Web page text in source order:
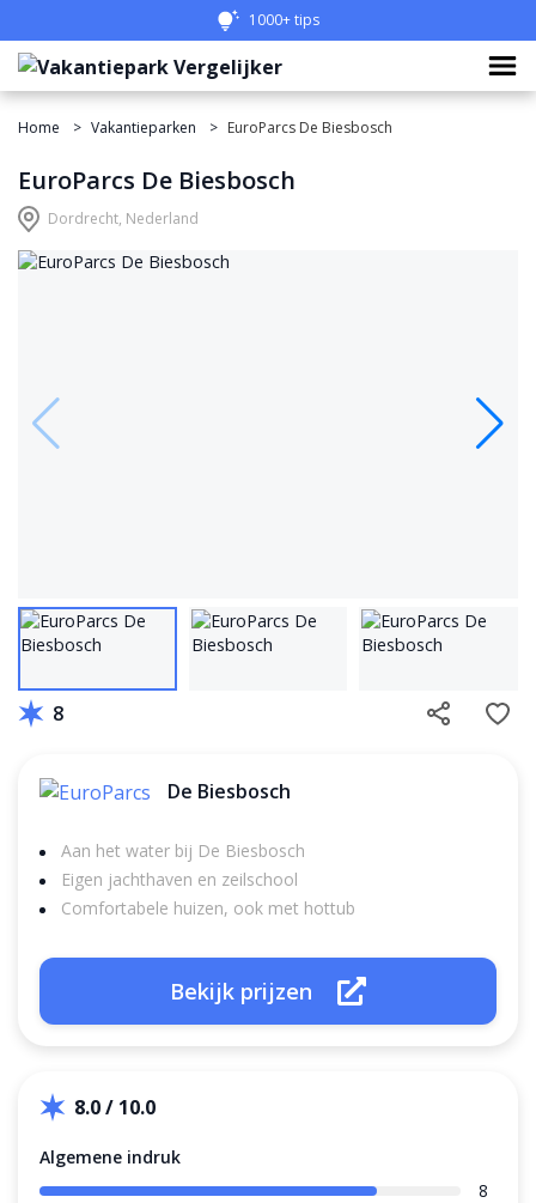
1000+ tips
Eenvoudig vergelijken
Home Vakantieparken EuroParcs De Biesbosch
EuroParcs De Biesbosch
Dordrecht, Nederland
8
De Biesbosch
Aan het water bij De Biesbosch
Eigen jachthaven en zeilschool
Comfortabele huizen, ook met hottub
Bekijk prijzen
8.0 / 10.0
Algemene indruk
8